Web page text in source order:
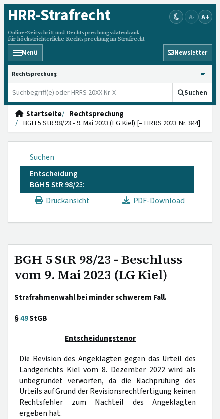
HRR-Strafrecht
Online-Zeitschrift und Rechtsprechungsdatenbank
für höchstrichterliche Rechtsprechung im Strafrecht
A- A+
Menü Newsletter
HRRS durchsuchen
Suchen
Startseite
Rechtsprechung
BGH 5 StR 98/23 - 9. Mai 2023 (LG Kiel) [= HRRS 2023 Nr. 844]
Suchen
Entscheidung
BGH 5 StR 98/23:
Druckansicht
PDF-Download
BGH 5 StR 98/23 - Beschluss
vom 9. Mai 2023 (LG Kiel)
Strafrahmenwahl bei minder schwerem Fall.
§49StGB
Entscheidungstenor
Die Revision des Angeklagten gegen das Urteil des
Landgerichts Kiel vom 8. Dezember 2022 wird als
unbegründet verworfen, da die Nachprüfung des
Urteils auf Grund der Revisionsrechtfertigung keinen
Rechtsfehler zum Nachteil des Angeklagten
ergeben hat.